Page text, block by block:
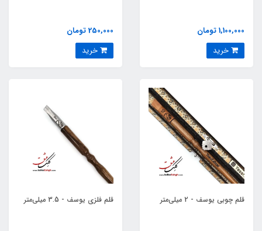
1,100,000 تومان
250,000 تومان
قلم چوبی یوسف - 2 میلی‌متر قلم فلزی یوسف - 3.5 میلی‌متر